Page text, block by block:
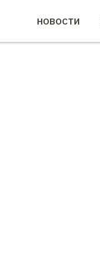
НОВОСТИ